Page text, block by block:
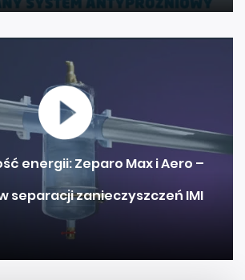
energii: Zeparo Max i Aero –
separacji zanieczyszczeń IMI